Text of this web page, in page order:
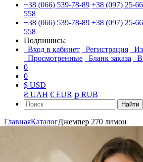
+38 (066) 539-78-89 +38 (097) 25-
558
+38 (066) 539-78-89 +38 (097) 25-
558
Подпишись:
Вход в кабинет
Регистрация
Просмотренные
Бланк заказа
0
0
$ USD
₴ UAH € EUR ք RUB
Найти
ГлавнаяКаталогДжемпер 270 лимон